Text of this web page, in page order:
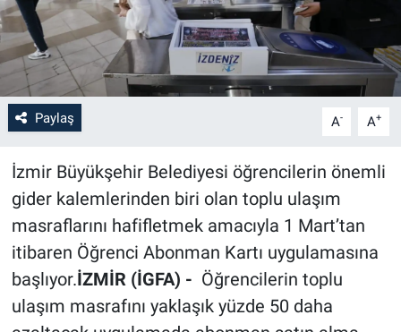
Paylaş A- A+
İzmir Büyükşehir Belediyesi öğrencilerin önemli
gider kalemlerinden biri olan toplu ulaşım
masraflarını hafifletmek amacıyla 1 Mart’tan
itibaren Öğrenci Abonman Kartı uygulamasına
başlıyor.İZMİR (İGFA) - Öğrencilerin toplu
ulaşım masrafını yaklaşık yüzde 50 daha